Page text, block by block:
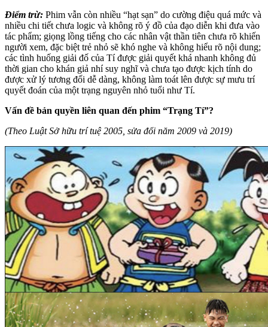
Điểm trừ: Phim vẫn còn nhiều “hạt sạn” do cường điệu quá mức và
nhiều chi tiết chưa logic và không rõ ý đồ của đạo diễn khi đưa vào
tác phẩm; giọng lồng tiếng cho các nhân vật thần tiên chưa rõ khiến
người xem, đặc biệt trẻ nhỏ sẽ khó nghe và không hiểu rõ nội dung;
các tình huống giải đố của Tí được giải quyết khá nhanh không đủ
thời gian cho khán giả nhí suy nghĩ và chưa tạo được kịch tính do
được xử lý tương đối dễ dàng, không làm toát lên được sự mưu trí
quyết đoán của một trạng nguyên nhỏ tuổi như Tí.
Vấn đề bản quyền liên quan đến phim “Trạng Tí”?
(Theo Luật Sở hữu trí tuệ 2005, sửa đổi năm 2009 và 2019)